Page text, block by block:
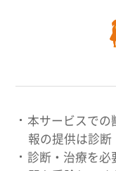
本サービスでの
報の提供は診断
診断・治療を必